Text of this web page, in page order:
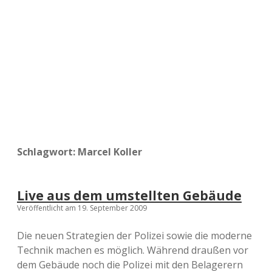
Schlagwort: Marcel Koller
Live aus dem umstellten Gebäude
Veröffentlicht am 19. September 2009
Die neuen Strategien der Polizei sowie die moderne
Technik machen es möglich. Während draußen vor
dem Gebäude noch die Polizei mit den Belagerern